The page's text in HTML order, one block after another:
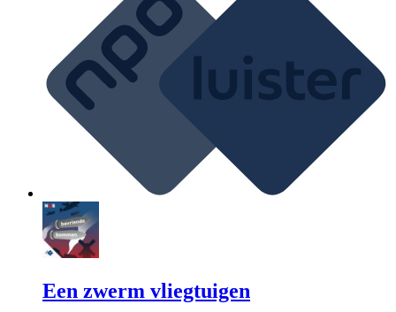
Een zwerm vliegtuigen